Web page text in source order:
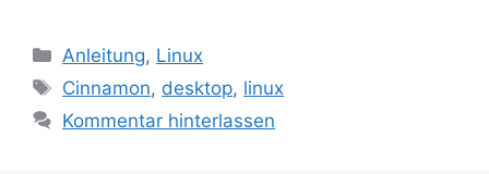
Kategorien
Anleitung, Linux
Schlagwörter
Cinnamon, desktop, linux
Kommentar hinterlassen